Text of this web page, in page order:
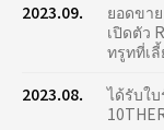
2023.09.
ยอดขา
เปิดตัว
ทรูทที่เ
2023.08.
ได้รับใ